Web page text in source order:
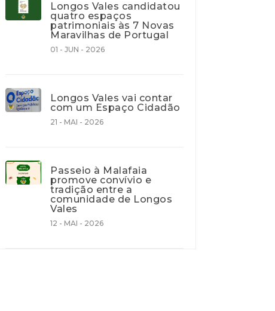
Longos Vales candidatou
quatro espaços
patrimoniais às 7 Novas
Maravilhas de Portugal
01 - JUN - 2026
Longos Vales vai contar
com um Espaço Cidadão
21 - MAI - 2026
Passeio à Malafaia
promove convívio e
tradição entre a
comunidade de Longos
Vales
12 - MAI - 2026